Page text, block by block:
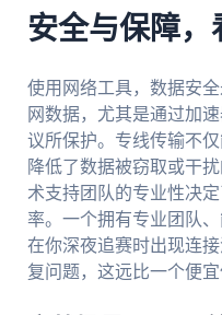
安全与保障，
使用网络工具，数据安
网数据，尤其是通过加
议所保护。专线传输不
降低了数据被窃取或干
术支持团队的专业性决
率。一个拥有专业团队
在你深夜追赛时出现连
复问题，这远比一个便